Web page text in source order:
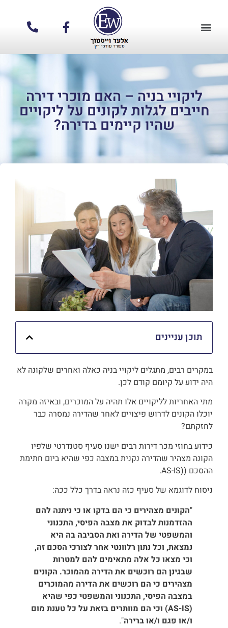
ליקויי בניה – האם מוכרי דירה
חייבים לגלות לקונים על ליקויים
שהיו קיימים בדירה?
תוכן עניינים
במקרים רבים, מתגלים ליקויי בניה כאלה ואחרים שלקונה לא
היה ידוע על קיומם קודם לכן.
מתי האחריות לליקויים אלו תהיה על המוכרים, ובאיזה מקרה
יוכלו הקונים לדרוש פיצויים לאחר שהדירה נמסרה כבר
לחזקתם?
כידוע בחוזי מכר דירות רבים ישנו סעיף סטנדרטי שלפיו
הקונה מצהיר שהדירה נקנית במצבה כפי שהיא ביום חתימת
ההסכם ((AS-IS.
ניסוח לדוגמא של סעיף כזה נראה בדרך כלל ככה:
"הקונים מצהירים כי הם בדקו או כי ניתנה להם
ההזדמנות לבדוק את מצבה הפיסי, התכנוני
והמשפטי של הדירה ואת הסביבה בה היא
נמצאת, וכל נתון רלוונטי אחר לצורכי הסכם זה,
וכי מצאו כל אלה מתאימים להם למטרות
שבגינן הם רוכשים את הדירה מהמוכר. הקונים
מצהירים כי הם רוכשים את הדירה מהמוכרים
במצבה הפיסי, התכנוני והמשפטי כפי שהיא
(AS-IS) וכי הם מוותרים בזאת על כל טענת מום
ו/או פגם ו/או ברירה".